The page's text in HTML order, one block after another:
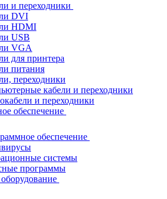
и переходники
DVI
HDMI
USB
VGA
для принтера
питания
переходники
кабели и переходники
и переходники
обеспечение
обеспечение
системы
программы